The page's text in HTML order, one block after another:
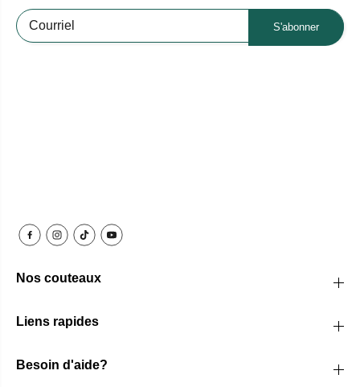
S'abonner
Nos couteaux
Liens rapides
Besoin d'aide?